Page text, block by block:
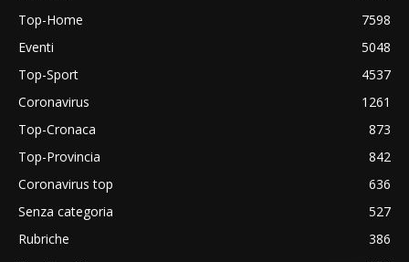
Top-Home
7598
Eventi
5048
Top-Sport
4537
Coronavirus
1261
Top-Cronaca
873
Top-Provincia
842
Coronavirus top
636
Senza categoria
527
Rubriche
386